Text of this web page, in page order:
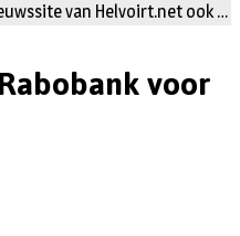
van Helvoirt.net ook …
voor